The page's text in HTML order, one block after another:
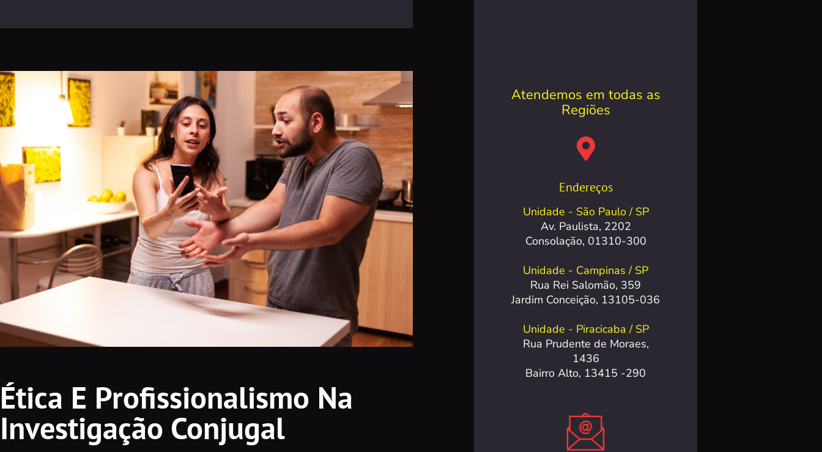
Ética E Profissionalismo Na
Investigação Conjugal
Atendemos em todas as
Regiões
Endereços
Unidade - São Paulo / SP
Av. Paulista, 2202
Consolação, 01310-300
Unidade - Campinas / SP
Rua Rei Salomão, 359
Jardim Conceição, 13105-036
Unidade - Piracicaba / SP
Rua Prudente de Moraes,
1436
Bairro Alto, 13415 -290